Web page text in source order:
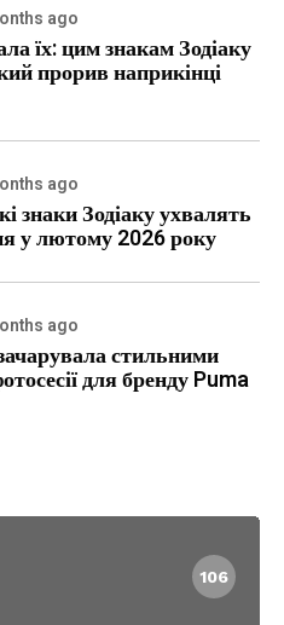
ago
їх: цим знакам Зодіаку
прорив наприкінці
ago
знаки Зодіаку ухвалять
у лютому 2026 року
ago
стильними
для бренду Puma
106